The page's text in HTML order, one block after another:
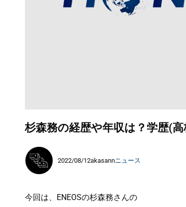
杉森務の経歴や年収は？学歴(
2022/08/12akasannニュース
今回は、ENEOSの杉森務さんの